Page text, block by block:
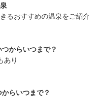
るおすすめの温泉をご紹介
からいつまで？
あり
らいつまで？